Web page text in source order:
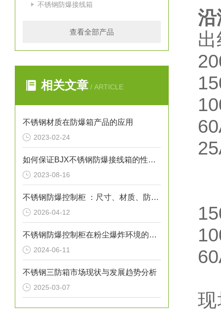
不锈钢防爆接线箱
查看全部产品
相关文章 / ARTICLE
不锈钢材质在防爆箱产品的应用
2023-02-24
如何保证BJX不锈钢防爆接线箱的性能和安全性
2023-08-16
不锈钢防爆控制柜 ：尺寸、材质、防爆等级选型指南
2026-04-12
不锈钢防爆控制柜在粉尘爆炸环境的应用
2024-06-11
不锈钢三防箱市场现状与发展趋势分析
2025-03-07
沿